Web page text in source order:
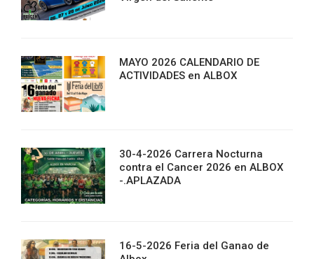
MAYO 2026 CALENDARIO DE
ACTIVIDADES en ALBOX
30-4-2026 Carrera Nocturna
contra el Cancer 2026 en ALBOX
-.APLAZADA
16-5-2026 Feria del Ganao de